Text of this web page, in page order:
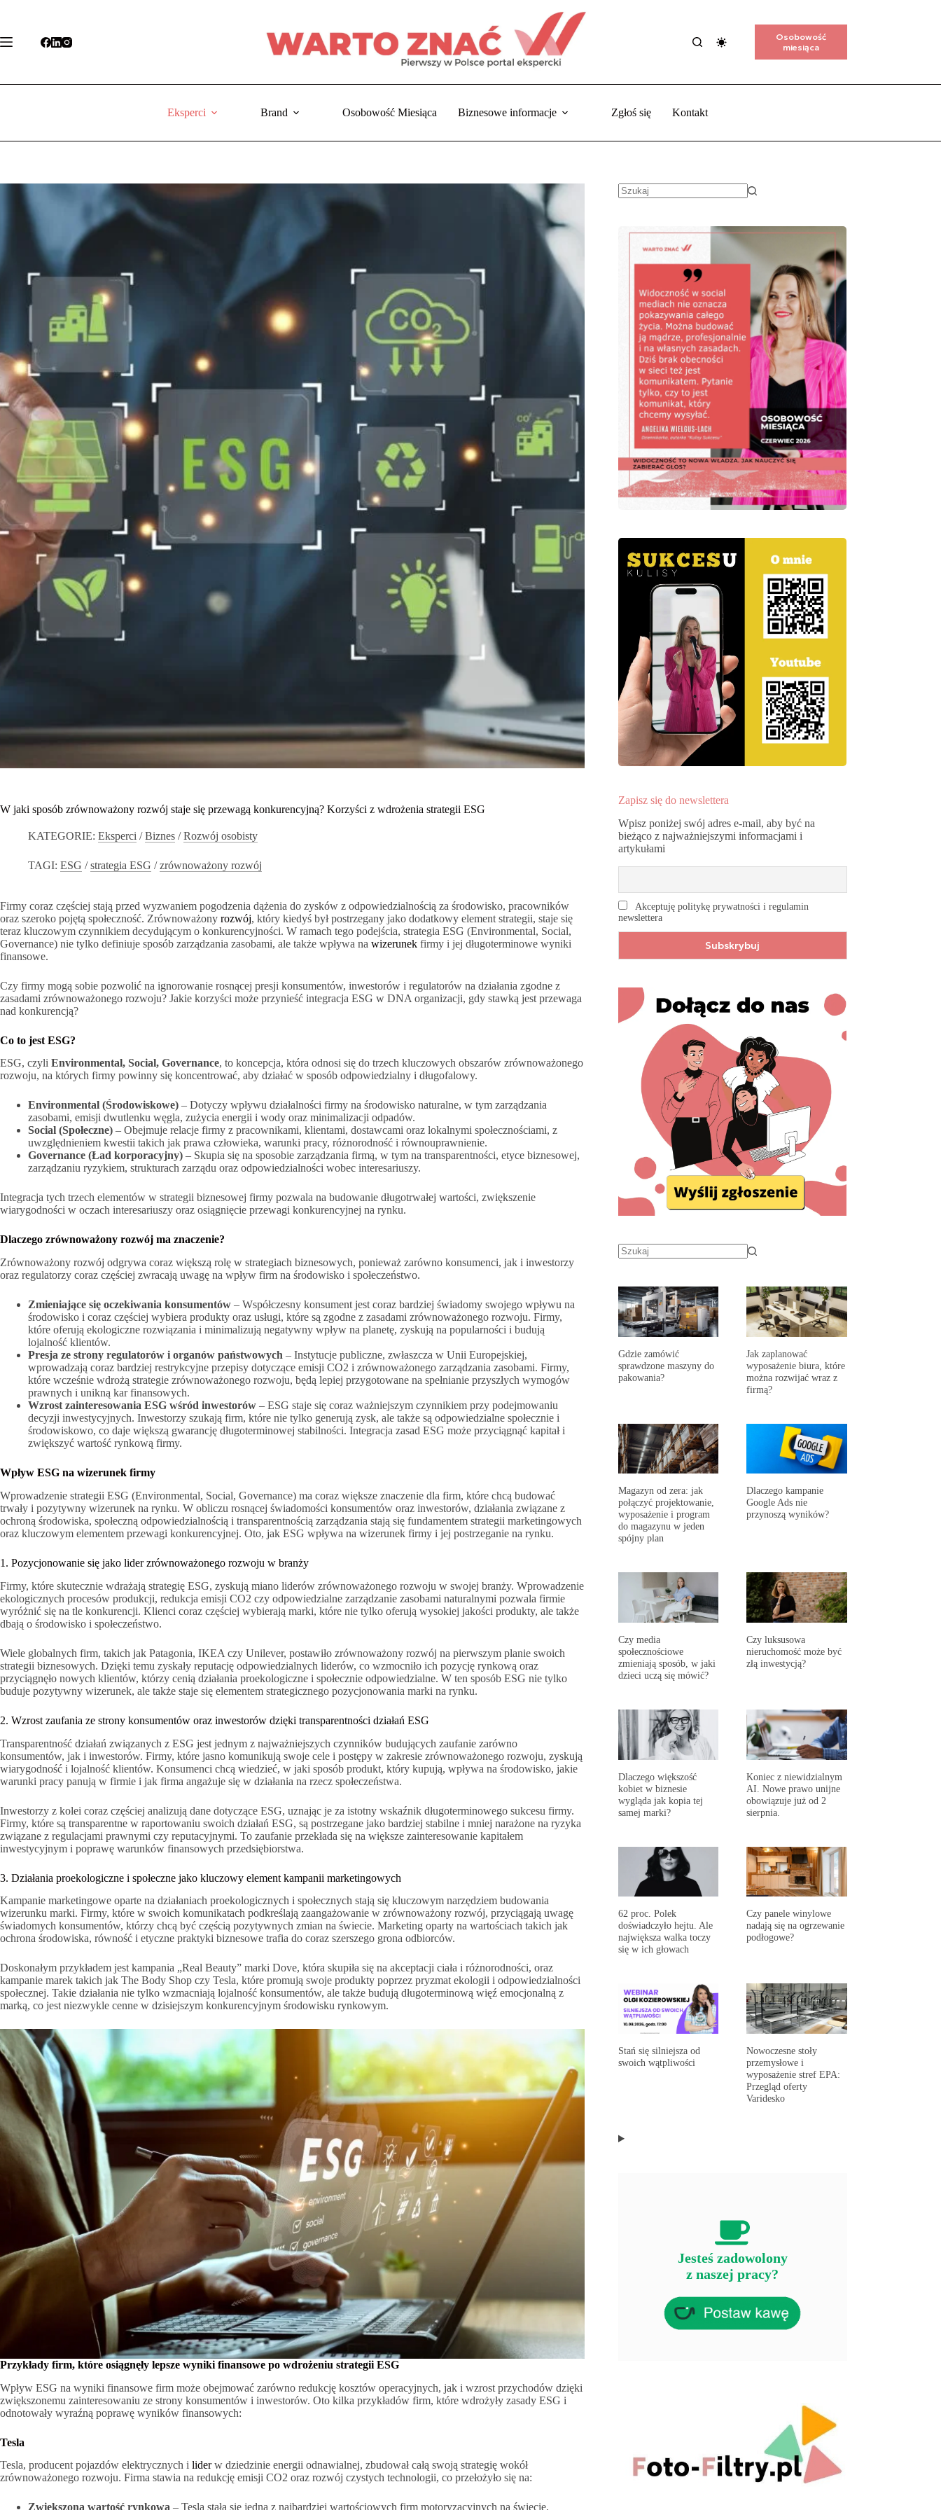
Osobowość
miesiąca
Eksperci Brand Osobowość Miesiąca Biznesowe informacje Zgłoś się Kontakt
W jaki sposób zrównoważony rozwój staje się przewagą konkurencyjną? Korzyści z wdrożenia strategii ESG
KATEGORIE: Eksperci /Biznes /Rozwój osobisty
TAGI: ESG /strategia ESG /zrównoważony rozwój
Firmy coraz częściej stają przed wyzwaniem pogodzenia dążenia do zysków z odpowiedzialnością za środowisko, pracowników
oraz szeroko pojętą społeczność. Zrównoważony rozwój, który kiedyś był postrzegany jako dodatkowy element strategii, staje się
teraz kluczowym czynnikiem decydującym o konkurencyjności. W ramach tego podejścia, strategia ESG (Environmental, Social,
Governance) nie tylko definiuje sposób zarządzania zasobami, ale także wpływa na wizerunek firmy i jej długoterminowe wyniki
finansowe.
Czy firmy mogą sobie pozwolić na ignorowanie rosnącej presji konsumentów, inwestorów i regulatorów na działania zgodne z
zasadami zrównoważonego rozwoju? Jakie korzyści może przynieść integracja ESG w DNA organizacji, gdy stawką jest przewaga
nad konkurencją?
Co to jest ESG?
ESG, czyli Environmental, Social, Governance, to koncepcja, która odnosi się do trzech kluczowych obszarów zrównoważonego
rozwoju, na których firmy powinny się koncentrować, aby działać w sposób odpowiedzialny i długofalowy.
Environmental (Środowiskowe) – Dotyczy wpływu działalności firmy na środowisko naturalne, w tym zarządzania
zasobami, emisji dwutlenku węgla, zużycia energii i wody oraz minimalizacji odpadów.
Social (Społeczne) – Obejmuje relacje firmy z pracownikami, klientami, dostawcami oraz lokalnymi społecznościami, z
uwzględnieniem kwestii takich jak prawa człowieka, warunki pracy, różnorodność i równouprawnienie.
Governance (Ład korporacyjny) – Skupia się na sposobie zarządzania firmą, w tym na transparentności, etyce biznesowej,
zarządzaniu ryzykiem, strukturach zarządu oraz odpowiedzialności wobec interesariuszy.
Integracja tych trzech elementów w strategii biznesowej firmy pozwala na budowanie długotrwałej wartości, zwiększenie
wiarygodności w oczach interesariuszy oraz osiągnięcie przewagi konkurencyjnej na rynku.
Dlaczego zrównoważony rozwój ma znaczenie?
Zrównoważony rozwój odgrywa coraz większą rolę w strategiach biznesowych, ponieważ zarówno konsumenci, jak i inwestorzy
oraz regulatorzy coraz częściej zwracają uwagę na wpływ firm na środowisko i społeczeństwo.
Zmieniające się oczekiwania konsumentów – Współczesny konsument jest coraz bardziej świadomy swojego wpływu na
środowisko i coraz częściej wybiera produkty oraz usługi, które są zgodne z zasadami zrównoważonego rozwoju. Firmy,
które oferują ekologiczne rozwiązania i minimalizują negatywny wpływ na planetę, zyskują na popularności i budują
lojalność klientów.
Presja ze strony regulatorów i organów państwowych – Instytucje publiczne, zwłaszcza w Unii Europejskiej,
wprowadzają coraz bardziej restrykcyjne przepisy dotyczące emisji CO2 i zrównoważonego zarządzania zasobami. Firmy,
które wcześnie wdrożą strategie zrównoważonego rozwoju, będą lepiej przygotowane na spełnianie przyszłych wymogów
prawnych i unikną kar finansowych.
Wzrost zainteresowania ESG wśród inwestorów – ESG staje się coraz ważniejszym czynnikiem przy podejmowaniu
decyzji inwestycyjnych. Inwestorzy szukają firm, które nie tylko generują zysk, ale także są odpowiedzialne społecznie i
środowiskowo, co daje większą gwarancję długoterminowej stabilności. Integracja zasad ESG może przyciągnąć kapitał i
zwiększyć wartość rynkową firmy.
Wpływ ESG na wizerunek firmy
Wprowadzenie strategii ESG (Environmental, Social, Governance) ma coraz większe znaczenie dla firm, które chcą budować
trwały i pozytywny wizerunek na rynku. W obliczu rosnącej świadomości konsumentów oraz inwestorów, działania związane z
ochroną środowiska, społeczną odpowiedzialnością i transparentnością zarządzania stają się fundamentem strategii marketingowych
oraz kluczowym elementem przewagi konkurencyjnej. Oto, jak ESG wpływa na wizerunek firmy i jej postrzeganie na rynku.
1. Pozycjonowanie się jako lider zrównoważonego rozwoju w branży
Firmy, które skutecznie wdrażają strategię ESG, zyskują miano liderów zrównoważonego rozwoju w swojej branży. Wprowadzenie
ekologicznych procesów produkcji, redukcja emisji CO2 czy odpowiedzialne zarządzanie zasobami naturalnymi pozwala firmie
wyróżnić się na tle konkurencji. Klienci coraz częściej wybierają marki, które nie tylko oferują wysokiej jakości produkty, ale także
dbają o środowisko i społeczeństwo.
Wiele globalnych firm, takich jak Patagonia, IKEA czy Unilever, postawiło zrównoważony rozwój na pierwszym planie swoich
strategii biznesowych. Dzięki temu zyskały reputację odpowiedzialnych liderów, co wzmocniło ich pozycję rynkową oraz
przyciągnęło nowych klientów, którzy cenią działania proekologiczne i społecznie odpowiedzialne. W ten sposób ESG nie tylko
buduje pozytywny wizerunek, ale także staje się elementem strategicznego pozycjonowania marki na rynku.
2. Wzrost zaufania ze strony konsumentów oraz inwestorów dzięki transparentności działań ESG
Transparentność działań związanych z ESG jest jednym z najważniejszych czynników budujących zaufanie zarówno
konsumentów, jak i inwestorów. Firmy, które jasno komunikują swoje cele i postępy w zakresie zrównoważonego rozwoju, zyskują
wiarygodność i lojalność klientów. Konsumenci chcą wiedzieć, w jaki sposób produkt, który kupują, wpływa na środowisko, jakie
warunki pracy panują w firmie i jak firma angażuje się w działania na rzecz społeczeństwa.
Inwestorzy z kolei coraz częściej analizują dane dotyczące ESG, uznając je za istotny wskaźnik długoterminowego sukcesu firmy.
Firmy, które są transparentne w raportowaniu swoich działań ESG, są postrzegane jako bardziej stabilne i mniej narażone na ryzyka
związane z regulacjami prawnymi czy reputacyjnymi. To zaufanie przekłada się na większe zainteresowanie kapitałem
inwestycyjnym i poprawę warunków finansowych przedsiębiorstwa.
3. Działania proekologiczne i społeczne jako kluczowy element kampanii marketingowych
Kampanie marketingowe oparte na działaniach proekologicznych i społecznych stają się kluczowym narzędziem budowania
wizerunku marki. Firmy, które w swoich komunikatach podkreślają zaangażowanie w zrównoważony rozwój, przyciągają uwagę
świadomych konsumentów, którzy chcą być częścią pozytywnych zmian na świecie. Marketing oparty na wartościach takich jak
ochrona środowiska, równość i etyczne praktyki biznesowe trafia do coraz szerszego grona odbiorców.
Doskonałym przykładem jest kampania „Real Beauty” marki Dove, która skupiła się na akceptacji ciała i różnorodności, oraz
kampanie marek takich jak The Body Shop czy Tesla, które promują swoje produkty poprzez pryzmat ekologii i odpowiedzialności
społecznej. Takie działania nie tylko wzmacniają lojalność konsumentów, ale także budują długoterminową więź emocjonalną z
marką, co jest niezwykle cenne w dzisiejszym konkurencyjnym środowisku rynkowym.
Przykłady firm, które osiągnęły lepsze wyniki finansowe po wdrożeniu strategii ESG
Wpływ ESG na wyniki finansowe firm może obejmować zarówno redukcję kosztów operacyjnych, jak i wzrost przychodów dzięki
zwiększonemu zainteresowaniu ze strony konsumentów i inwestorów. Oto kilka przykładów firm, które wdrożyły zasady ESG i
odnotowały wyraźną poprawę wyników finansowych:
Tesla
Tesla, producent pojazdów elektrycznych i liderw dziedzinie energii odnawialnej, zbudował całą swoją strategię wokół
zrównoważonego rozwoju. Firma stawia na redukcję emisji CO2 oraz rozwój czystych technologii, co przełożyło się na:
Zwiększoną wartość rynkową – Tesla stała się jedną z najbardziej wartościowych firm motoryzacyjnych na świecie,
Zapisz się do newslettera
Wpisz poniżej swój adres e-mail, aby być na
bieżąco z najważniejszymi informacjami i
artykułami
Akceptuję politykę prywatności i regulamin
newslettera
Gdzie zamówić
sprawdzone maszyny do
pakowania?
Jak zaplanować
wyposażenie biura, które
można rozwijać wraz z
firmą?
Magazyn od zera: jak
połączyć projektowanie,
wyposażenie i program
do magazynu w jeden
spójny plan
Dlaczego kampanie
Google Ads nie
przynoszą wyników?
Czy media
społecznościowe
zmieniają sposób, w jaki
dzieci uczą się mówić?
Czy luksusowa
nieruchomość może być
złą inwestycją?
Dlaczego większość
kobiet w biznesie
wygląda jak kopia tej
samej marki?
Koniec z niewidzialnym
AI. Nowe prawo unijne
obowiązuje już od 2
sierpnia.
62 proc. Polek
doświadczyło hejtu. Ale
największa walka toczy
się w ich głowach
Czy panele winylowe
nadają się na ogrzewanie
podłogowe?
Stań się silniejsza od
swoich wątpliwości
Nowoczesne stoły
przemysłowe i
wyposażenie stref EPA:
Przegląd oferty
Varidesko
Jesteś zadowolony
z naszej pracy?